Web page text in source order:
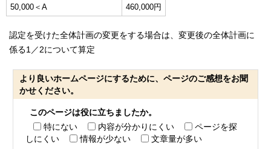
50,000＜A
460,000円
認定を受けた全体計画の変更をする場合は、変更後の全体計画に
係る1／2について算定
より良いホームページにするために、ページのご感想をお聞
かせください。
このページは役に立ちましたか。
特にない
内容が分かりにくい
ページを探
しにくい
情報が少ない 文章量が多い